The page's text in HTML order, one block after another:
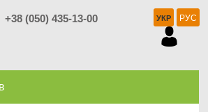
+38 (050) 435-13-00 УКР РУС